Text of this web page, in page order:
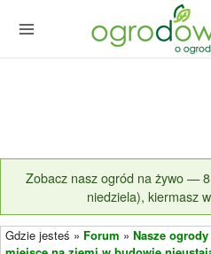
Zobacz nasz ogród na żywo —
niedziela), kiermasz
Gdzie jesteś » Forum » Nasze ogrody